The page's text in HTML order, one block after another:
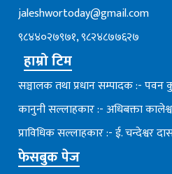
jaleshwortoday@gmail.com
९८४४०२७९७१, ९८२४८७७६२७
हाम्रो टिम
सञ्चालक तथा प्रधान सम्पादक :-
कानुनी सल्लाहकार :- अधिबक्ता
प्राविधिक सल्लाहकार :- ई. चन्देश्वर
फेसबुक पेज